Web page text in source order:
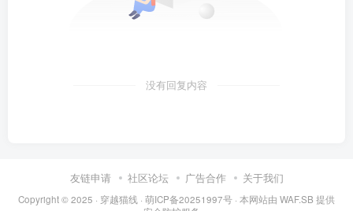
没有回复内容
友链申请 社区论坛 广告合作 关于我们
Copyright © 2025 · 穿越猫线 · 萌ICP备20251997号 · 本网站由 WAF.SB 提供